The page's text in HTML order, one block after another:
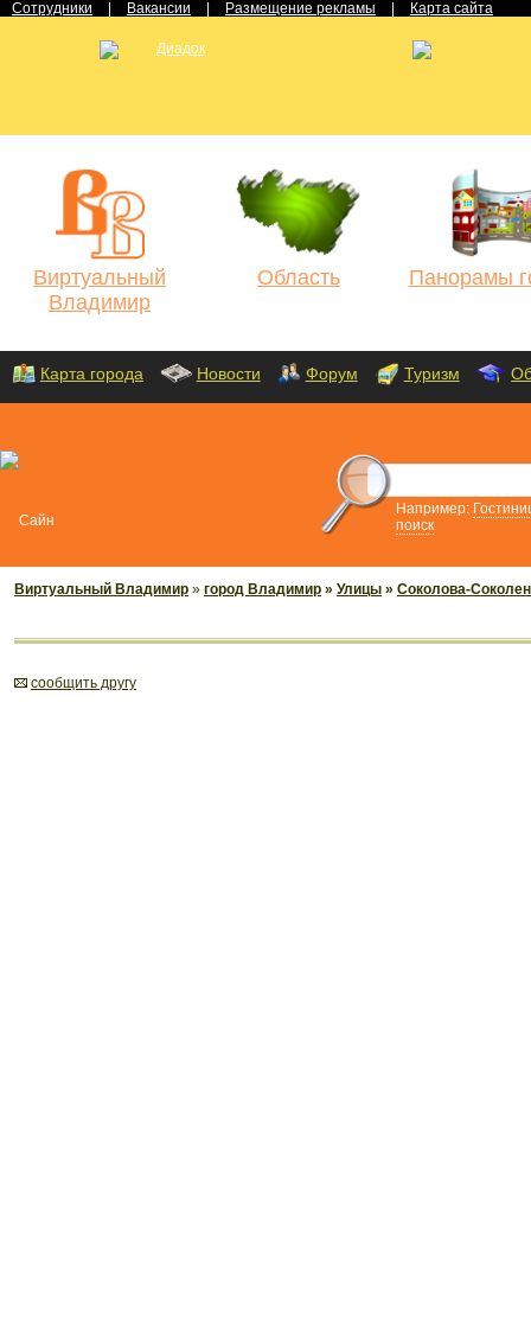
Сотрудники Вакансии Размещение рекламы Карта сайта
Виртуальный
Владимир
Область Панорамы
Карта города Новости Форум Туризм
Например:
поиск
Виртуальный Владимир » город Владимир » Улицы » Соколова-
cообщить другу